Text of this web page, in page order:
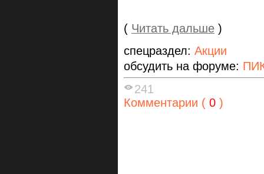
( Читать дальше )
спецраздел: Акции
обсудить на форуме:
241
Комментарии ( 0 )